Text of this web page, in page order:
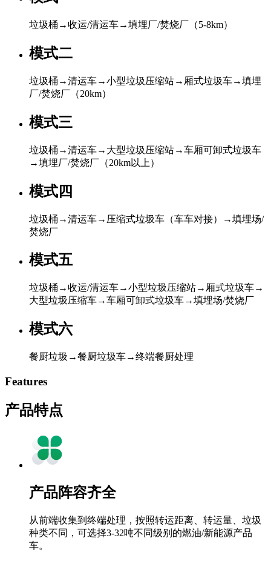
垃圾桶→收运/清运车→填埋厂/焚烧厂（5-8km）
模式二
垃圾桶→清运车→小型垃圾压缩站→厢式垃圾车→填埋
厂/焚烧厂（20km）
模式三
垃圾桶→清运车→大型垃圾压缩站→车厢可卸式垃圾车
→填埋厂/焚烧厂（20km以上）
模式四
垃圾桶→清运车→压缩式垃圾车（车车对接）→填埋场/
焚烧厂
模式五
垃圾桶→收运/清运车→小型垃圾压缩站→厢式垃圾车→
大型垃圾压缩车→车厢可卸式垃圾车→填埋场/焚烧厂
模式六
餐厨垃圾→餐厨垃圾车→终端餐厨处理
Features
产品特点
产品阵容齐全
从前端收集到终端处理，按照转运距离、转运量、垃圾
种类不同，可选择3-32吨不同级别的燃油/新能源产品
车。